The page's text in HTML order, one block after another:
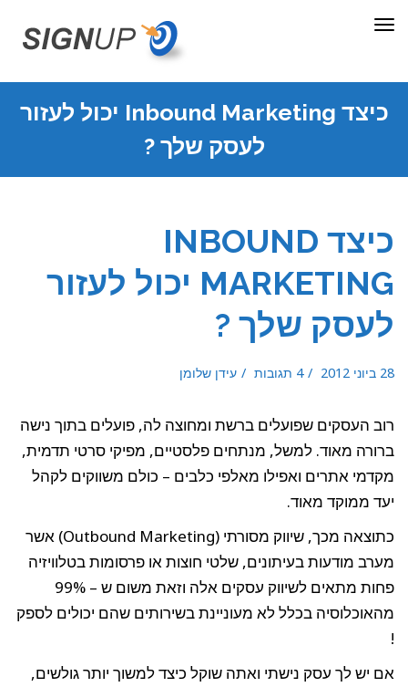
תפריט
כיצד Inbound Marketing יכול לעזור
לעסק שלך ?
כיצד INBOUND
MARKETING יכול לעזור
לעסק שלך ?
28 ביוני 2012 4 תגובות עידן שלומן
רוב העסקים שפועלים ברשת ומחוצה לה, פועלים בתוך נישה
ברורה מאוד. למשל, מנתחים פלסטיים, מפיקי סרטי תדמית,
מקדמי אתרים ואפילו מאלפי כלבים – כולם משווקים לקהל
יעד ממוקד מאוד.
כתוצאה מכך, שיווק מסורתי (Outbound Marketing) אשר
מערב מודעות בעיתונים, שלטי חוצות או פרסומות בטלוויזיה
פחות מתאים לשיווק עסקים אלה וזאת משום ש – 99%
מהאוכלוסיה בכלל לא מעוניינת בשירותים שהם יכולים לספק
!
אם יש לך עסק נישתי ואתה שוקל כיצד למשוך יותר גולשים,